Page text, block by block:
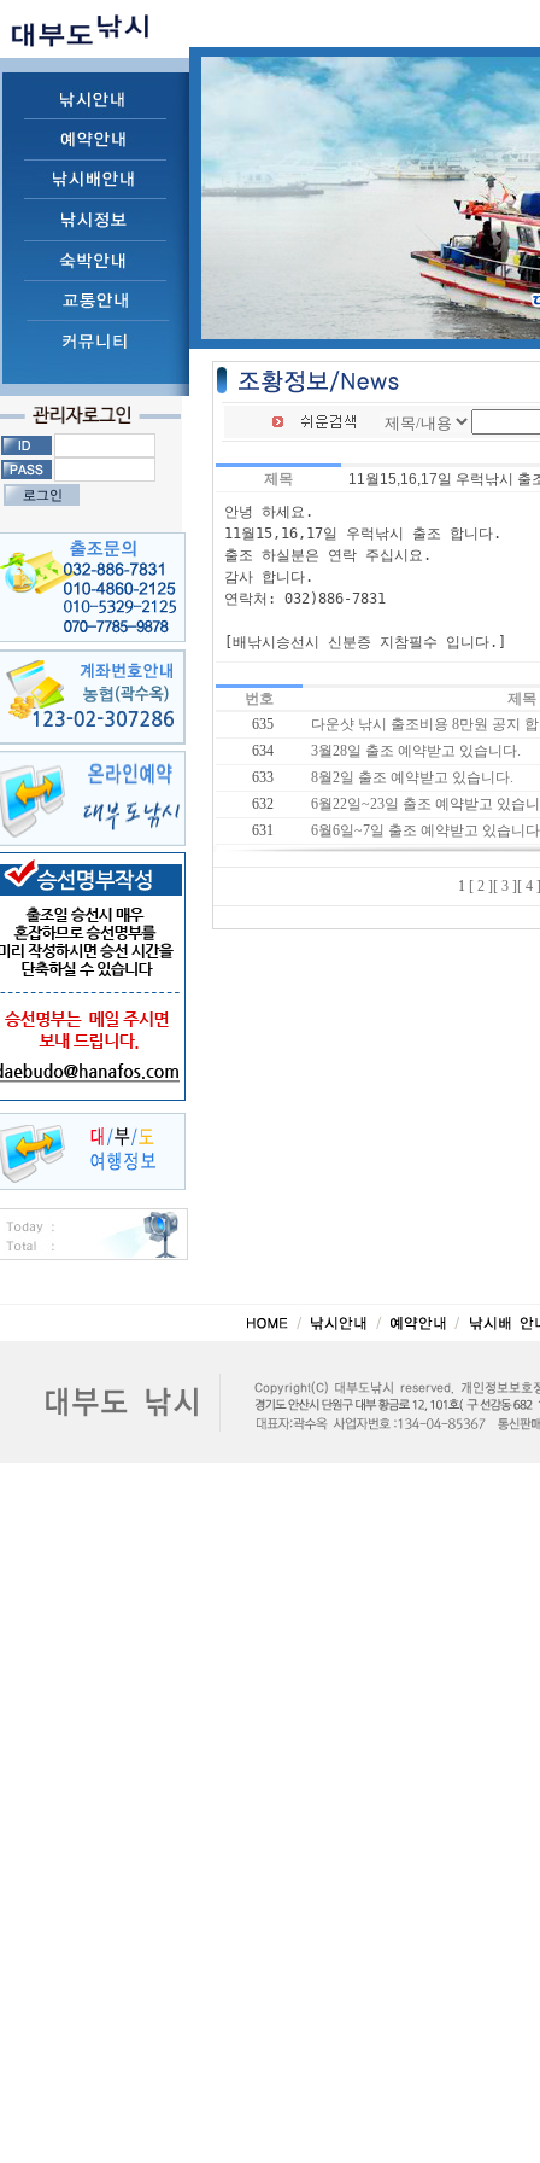
제목
11월15,16,17일 우럭낚시 출
안녕 하세요.
11월15,16,17일 우럭낚시 출조 합니다.
출조 하실분은 연락 주십시요.
감사 합니다.
연락처: 032)886-7831
[배낚시승선시 신분증 지참필수 입니다.]
번호
제목
635
다운샷 낚시 출조비용 8만원 공지
634
3월28일 출조 예약받고 있습니다.
633
8월2일 출조 예약받고 있습니다.
632
6월22일~23일 출조 예약받고 있습
631
6월6일~7일 출조 예약받고 있습니
1 [ 2 ] [ 3 ] [ 4 ]